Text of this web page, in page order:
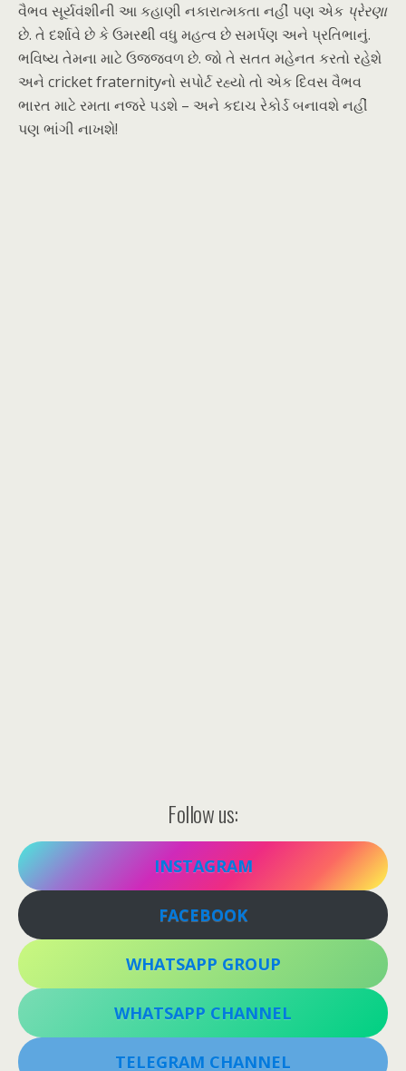
વૈભવ સૂર્યવંશીની આ કહાણી નકારાત્મકતા નહીં પણ એક પ્રેરણા
છે. તે દર્શાવે છે કે ઉમરથી વધુ મહત્વ છે સમર્પણ અને પ્રતિભાનું.
ભવિષ્ય તેમના માટે ઉજ્જવળ છે. જો તે સતત મહેનત કરતો રહેશે
અને cricket fraternityનો સપોર્ટ રહ્યો તો એક દિવસ વૈભવ
ભારત માટે રમતા નજરે પડશે – અને કદાચ રેકોર્ડ બનાવશે નહીં
પણ ભાંગી નાખશે!
Follow us:
INSTAGRAM
FACEBOOK
WHATSAPP GROUP
WHATSAPP CHANNEL
TELEGRAM CHANNEL